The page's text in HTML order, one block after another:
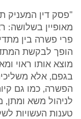
"פסק דין המעניק
מאופיין בשלושה:
פרי פשרה בין
הופך לבקשת
מוצא אותו ראוי
בגפם, אלא
הפשרה, כמו גם
לניהול משא
טענות העשויות